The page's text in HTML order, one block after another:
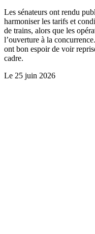
Les sénateurs ont rendu
harmoniser les tarifs et
de trains, alors que les
l’ouverture à la
ont bon espoir de voir
cadre.
Le 25 juin 2026